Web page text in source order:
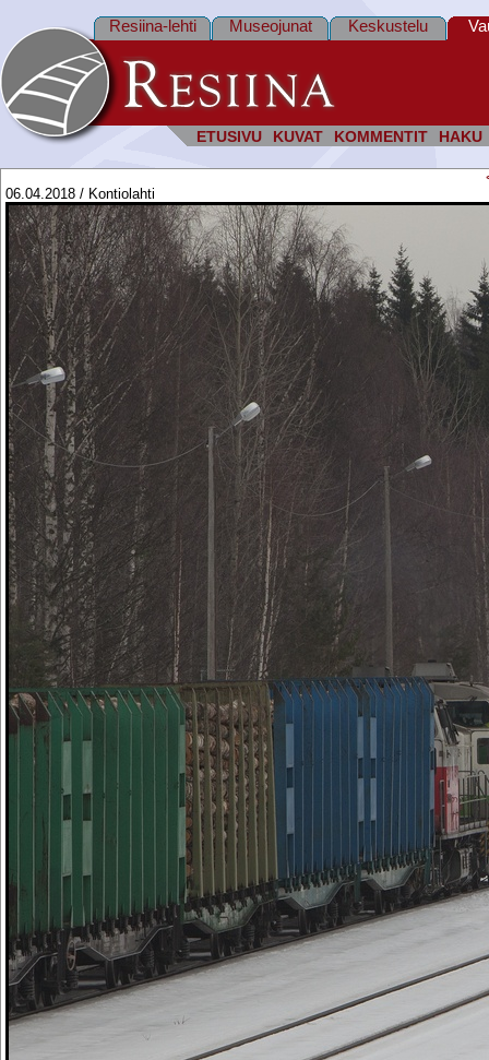
ETUSIVU KUVAT KOMMENTIT HAKU
Resiina-lehti Museojunat Keskustelu
06.04.2018 / Kontiolahti